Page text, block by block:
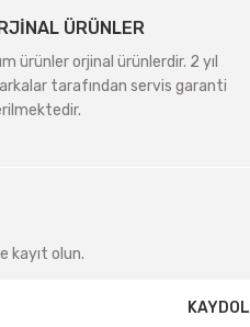
ÜRÜNLER
ürünler orjinal ürünlerdir. 2 yıl
tarafından servis garanti
kayıt olun.
KAYDOL